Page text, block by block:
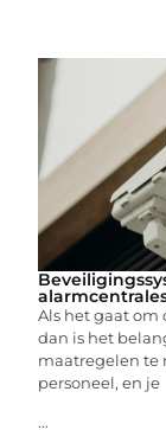
Als het gaat om
dan is het
maatregelen te
personeel, en je
...